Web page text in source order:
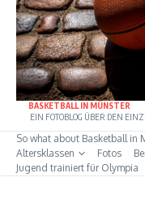
BASKETBALL IN MÜNSTER
EIN FOTOBLOG ÜBER DEN
So what about Basketball in
Altersklassen
Fotos
Jugend trainiert für Olympia